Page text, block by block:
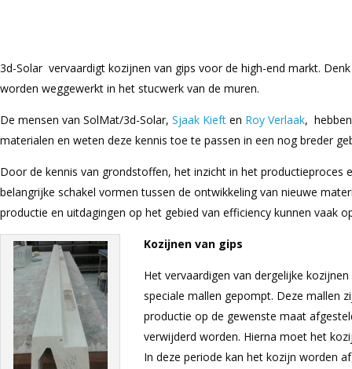
3d-Solar vervaardigt kozijnen van gips voor de high-end markt.
worden weggewerkt in het stucwerk van de muren.
De mensen van SolMat/3d-Solar, Sjaak Kieft en Roy Verlaak,
materialen en weten deze kennis toe te passen in een nog breder
Door de kennis van grondstoffen, het inzicht in het
belangrijke schakel vormen tussen de ontwikkeling van nieuwe
productie en uitdagingen op het gebied van efficiency kunnen vaak
Kozijnen van gips
Het vervaardigen van dergelijke
speciale mallen gepompt. Deze mallen
productie op de gewenste maat
verwijderd worden. Hierna moet het
In deze periode kan het kozijn worden